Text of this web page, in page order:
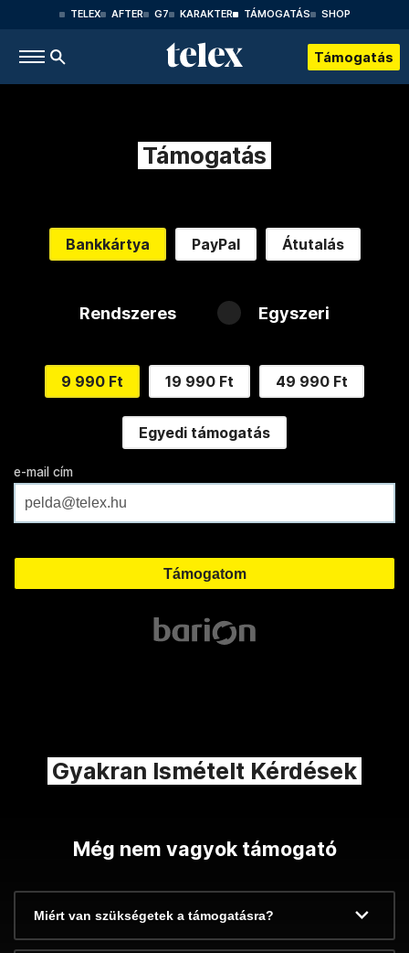
TELEX AFTER G7 KARAKTER TÁMOGATÁS SHOP
Támogatás
Támogatás
Bankkártya PayPal Átutalás
Rendszeres Egyszeri
9 990 Ft 19 990 Ft 49 990 Ft
Egyedi támogatás
e-mail cím
Gyakran Ismételt Kérdések
Még nem vagyok támogató
Miért van szükségetek a támogatásra?